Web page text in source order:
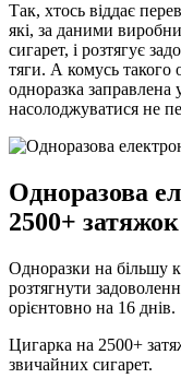
Так, хтось віддає
які, за даними
сигарет, і розтягує
тяги. А комусь такого
одноразка
насолоджуватися не
Одноразова
2500+ затяжок
Одноразки на більшу
розтягнути
орієнтовно на 16 днів.
Цигарка на 2500+
звичайних сигарет.